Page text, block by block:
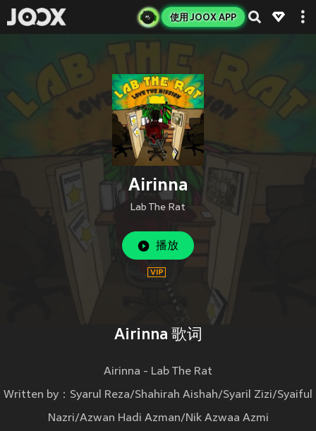
使用 JOOX APP
Airinna
Lab The Rat
播放
Airinna 歌词
Airinna - Lab The Rat
Written by：Syarul Reza/Shahirah Aishah/Syaril Zizi/Syaiful
Nazri/Azwan Hadi Azman/Nik Azwaa Azmi